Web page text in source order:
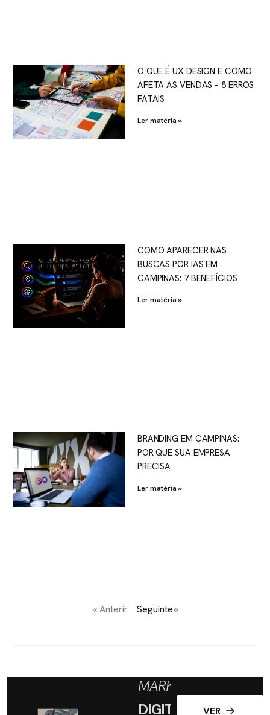
O QUE É UX DESIGN E COMO
AFETA AS VENDAS – 8 ERROS
FATAIS
Ler matéria »
COMO APARECER NAS
BUSCAS POR IAS EM
CAMPINAS: 7 BENEFÍCIOS
Ler matéria »
BRANDING EM CAMPINAS:
POR QUE SUA EMPRESA
PRECISA
Ler matéria »
« Anterir Seguinte»
MARKETING
DIGITAL
VER